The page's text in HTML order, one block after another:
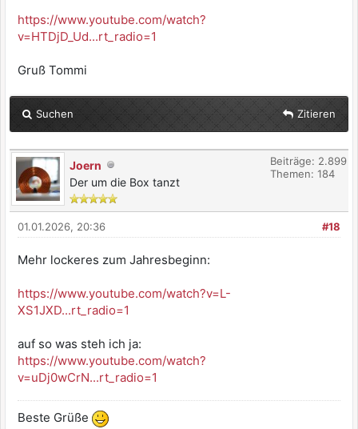
https://www.youtube.com/watch?
v=HTDjD_Ud...rt_radio=1
Gruß Tommi
Suchen Zitieren
Joern
Der um die Box tanzt
Beiträge: 2.899
Themen: 184
#18
01.01.2026, 20:36
Mehr lockeres zum Jahresbeginn:
https://www.youtube.com/watch?v=L-
XS1JXD...rt_radio=1
auf so was steh ich ja:
https://www.youtube.com/watch?
v=uDj0wCrN...rt_radio=1
Beste Grüße